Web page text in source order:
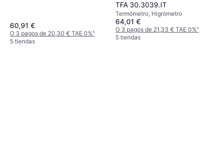
60,91 €
O 3 pagos de 20,30 € TAE 0%¹
5 tiendas
TFA 30.3039.IT
Termómetro, Higrómetro
64,01 €
O 3 pagos de 21,33 € TAE 0%¹
5 tiendas